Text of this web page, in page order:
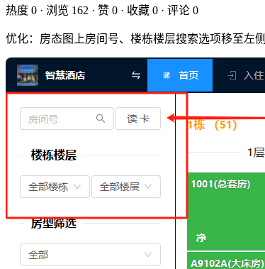
热度 0 · 浏览 162 · 赞 0 · 收藏 0 · 评论 0
优化：房态图上房间号、楼栋楼层搜索选项移至左侧